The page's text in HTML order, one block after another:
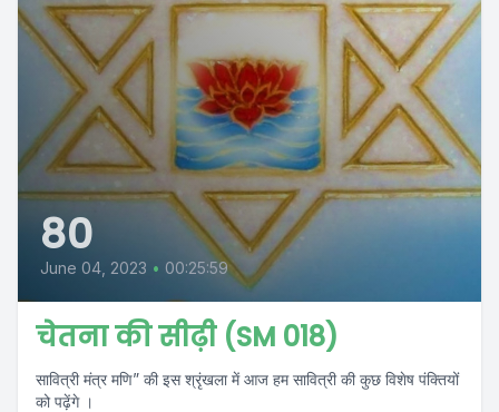
80
June 04, 2023 • 00:25:59
चेतना की सीढ़ी (SM 018)
सावित्री मंत्र मणि” की इस श्रृंखला में आज हम सावित्री की कुछ विशेष पंक्तियों
को पढ़ेंगे ।